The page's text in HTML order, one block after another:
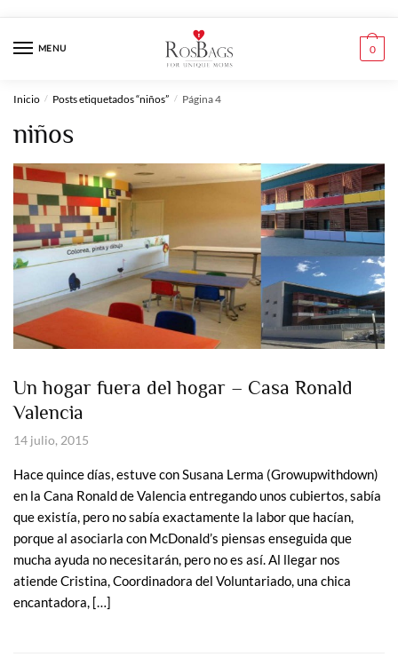
navigation
contentMENU 0
Inicio / Posts etiquetados “niños” / Página 4
niños
Un hogar fuera del hogar – Casa Ronald
Valencia
14 julio, 2015
Hace quince días, estuve con Susana Lerma (Growupwithdown)
en la Cana Ronald de Valencia entregando unos cubiertos, sabía
que existía, pero no sabía exactamente la labor que hacían,
porque al asociarla con McDonald’s piensas enseguida que
mucha ayuda no necesitarán, pero no es así. Al llegar nos
atiende Cristina, Coordinadora del Voluntariado, una chica
encantadora, […]